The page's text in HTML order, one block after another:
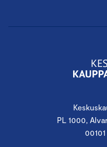
PL 1000,